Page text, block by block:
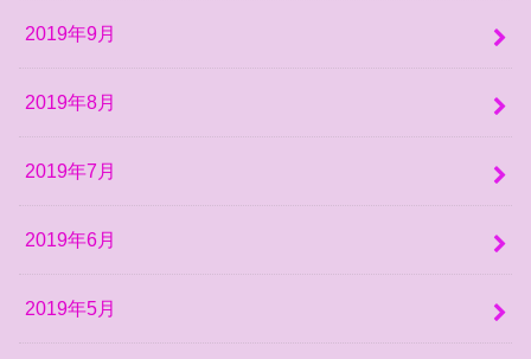
2019年9月
2019年8月
2019年7月
2019年6月
2019年5月